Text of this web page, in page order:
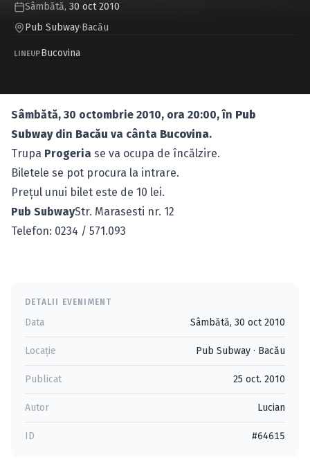
Sâmbătă, 30 oct 2010
Pub Subway·Bacău
LINEUPBucovina
Sâmbătă, 30 octombrie 2010, ora 20:00, în Pub
Subwaydin Bacău va cânta Bucovina.
Trupa Progeria se va ocupa de încălzire.
Biletele se pot procura la intrare.
Preţul unui bilet este de 10 lei.
Pub SubwayStr. Marasesti nr. 12
Telefon: 0234 / 571.093
DETALII EVENIMENT
Data Sâmbătă, 30 oct 2010
Locație Pub Subway · Bacău
Publicat 25 oct. 2010
Autor Lucian
ID #64615